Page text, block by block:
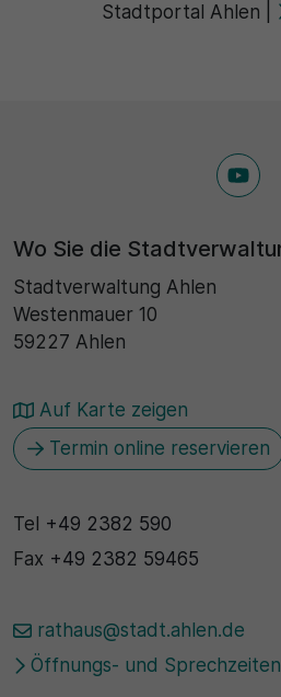
Stadtportal Ahlen
Wo Sie die
Stadtverwaltung Ahlen
Westenmauer 10
59227 Ahlen
Auf Karte zeigen
Termin online reservieren
Tel +49 2382 590
Fax +49 2382 59465
rathaus@stadt.ahlen.de
Öffnungs- und Sprechzeiten